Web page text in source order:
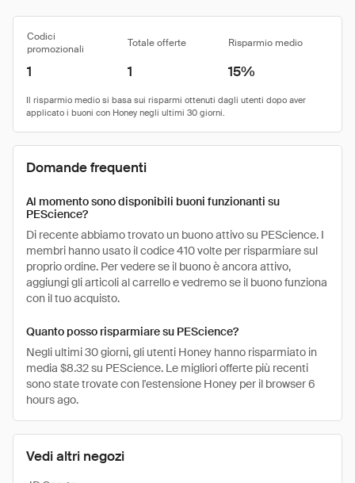
Vedi altri negozi
Codici
promozionali
Totale offerte Risparmio medio
1 1 15%
Domande frequenti
Al momento sono disponibili buoni funzionanti su
PEScience?
Di recente abbiamo trovato un buono attivo su PEScience. I
membri hanno usato il codice 410 volte per risparmiare sul
proprio ordine. Per vedere se il buono è ancora attivo,
aggiungi gli articoli al carrello e vedremo se il buono funziona
con il tuo acquisto.
Quanto posso risparmiare su PEScience?
Negli ultimi 30 giorni, gli utenti Honey hanno risparmiato in
media $8.32 su PEScience. Le migliori offerte più recenti
sono state trovate con l'estensione Honey per il browser 6
hours ago.